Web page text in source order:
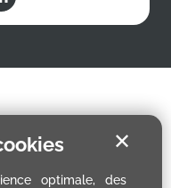
optimale, des
✕